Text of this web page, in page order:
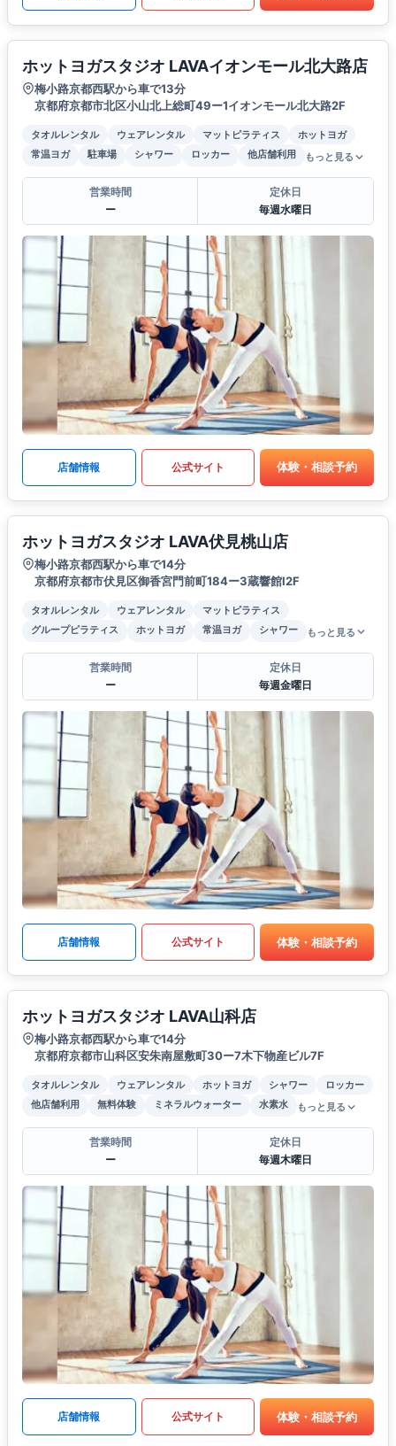
ホットヨガスタジオ LAVAイオンモール北大路店
梅小路京都西駅から車で13分
京都府京都市北区小山北上総町49ー1イオンモール北大路2F
タオルレンタル ウェアレンタル マットピラティス
ホットヨガ
常温ヨガ
駐車場 シャワー ロッカー 他店舗利用 もっと見る
営業時間
ー
定休日
毎週水曜日
店舗情報 公式サイト 体験・相談予約
ホットヨガスタジオ LAVA伏見桃山店
梅小路京都西駅から車で14分
京都府京都市伏見区御香宮門前町184ー3蔵響館I2F
タオルレンタル ウェアレンタル
マットピラティス
グループピラティス
ホットヨガ 常温ヨガ シャワー もっと見る
営業時間
ー
定休日
毎週金曜日
店舗情報 公式サイト 体験・相談予約
ホットヨガスタジオ LAVA山科店
梅小路京都西駅から車で14分
京都府京都市山科区安朱南屋敷町30ー7木下物産ビル7F
タオルレンタル ウェアレンタル ホットヨガ シャワー
ロッカー
他店舗利用
無料体験 ミネラルウォーター 水素水 もっと見る
営業時間
ー
定休日
毎週木曜日
店舗情報 公式サイト 体験・相談予約